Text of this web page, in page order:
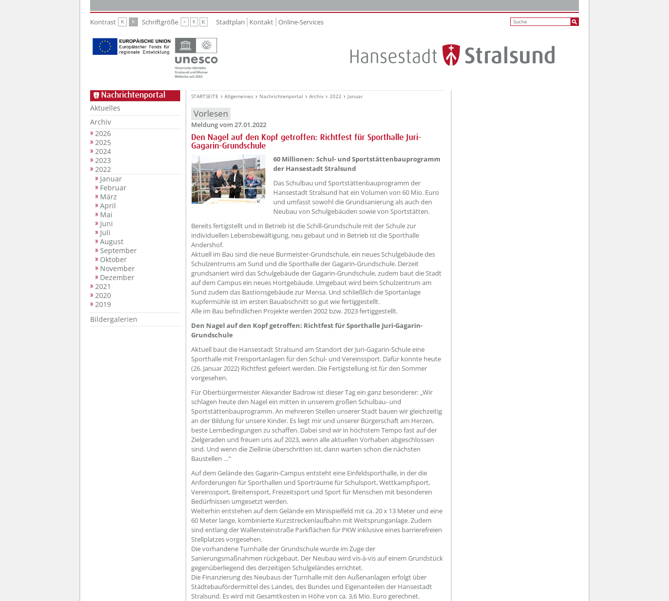
Kontrast K K Schriftgröße K K K Stadtplan Kontakt Online-Services
Nachrichtenportal
Aktuelles
Archiv
2026
2025
2024
2023
2022
Januar
Februar
März
April
Mai
Juni
Juli
August
September
Oktober
November
Dezember
2021
2020
2019
Bildergalerien
STARTSEITE Allgemeines Nachrichtenportal Archiv 2022 Januar
Vorlesen
Meldung vom 27.01.2022
Den Nagel auf den Kopf getroffen: Richtfest für Sporthalle Juri-
Gagarin-Grundschule
60 Millionen: Schul- und Sportstättenbauprogramm
der Hansestadt Stralsund
Das Schulbau und Sportstättenbauprogramm der
Hansestadt Stralsund hat ein Volumen von 60 Mio. Euro
und umfasst sowohl die Grundsanierung als auch den
Neubau von Schulgebäuden sowie von Sportstätten.
Bereits fertigstellt und in Betrieb ist die Schill-Grundschule mit der Schule zur
individuellen Lebensbewältigung, neu gebaut und in Betrieb ist die Sporthalle
Andershof.
Aktuell im Bau sind die neue Burmeister-Grundschule, ein neues Schulgebäude des
Schulzentrums am Sund und die Sporthalle der Gagarin-Grundschule. Derzeit
grundsaniert wird das Schulgebäude der Gagarin-Grundschule, zudem baut die Stadt
auf dem Campus ein neues Hortgebäude. Umgebaut wird beim Schulzentrum am
Sund zudem das Bastionsgebäude zur Mensa. Und schließlich die Sportanlage
Kupfermühle ist im ersten Bauabschnitt so gut wie fertiggestellt.
Alle im Bau befindlichen Projekte werden 2002 bzw. 2023 fertiggestellt.
Den Nagel auf den Kopf getroffen: Richtfest für Sporthalle Juri-Gagarin-
Grundschule
Aktuell baut die Hansestadt Stralsund am Standort der Juri-Gagarin-Schule eine
Sporthalle mit Freisportanlagen für den Schul- und Vereinssport. Dafür konnte heute
(26. Januar 2022) Richtfest gefeiert werden. Die Fertigstellung ist für den Sommer
vorgesehen.
Für Oberbürgermeister Alexander Badrow ist dieser Tag ein ganz besonderer: „Wir
schlagen heute den Nagel ein mitten in unserem großen Schulbau- und
Sportstättenbauprogramm. An mehreren Stellen unserer Stadt bauen wir gleichzeitig
an der Bildung für unsere Kinder. Es liegt mir und unserer Bürgerschaft am Herzen,
beste Lernbedingungen zu schaffen. Dabei sind wir in höchstem Tempo fast auf der
Zielgeraden und freuen uns auf 2023, wenn alle aktuellen Vorhaben abgeschlossen
sind. Und wenn die Ziellinie überschritten ist, dann warten schon die nächsten
Baustellen …“
Auf dem Gelände des Gagarin-Campus entsteht eine Einfeldsporthalle, in der die
Anforderungen für Sporthallen und Sporträume für Schulsport, Wettkampfsport,
Vereinssport, Breitensport, Freizeitsport und Sport für Menschen mit besonderen
Bedürfnissen umgesetzt werden.
Weiterhin entstehen auf dem Gelände ein Minispielfeld mit ca. 20 x 13 Meter und eine
60 Meter lange, kombinierte Kurzstreckenlaufbahn mit Weitsprunganlage. Zudem
sind entlang der Wallensteinstraße Parkflächen für PKW inklusive eines barrierefreien
Stellplatzes vorgesehen.
Die vorhandene Turnhalle der Grundschule wurde im Zuge der
Sanierungsmaßnahmen rückgebaut. Der Neubau wird vis-à-vis auf einem Grundstück
gegenüberliegend des derzeitigen Schulgeländes errichtet.
Die Finanzierung des Neubaus der Turnhalle mit den Außenanlagen erfolgt über
Städtebaufördermittel des Landes, des Bundes und Eigenanteilen der Hansestadt
Stralsund. Es wird mit Gesamtkosten in Höhe von ca. 3,6 Mio. Euro gerechnet.